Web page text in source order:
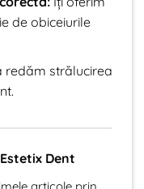
de obiceiurile
redăm strălucirea
Dent